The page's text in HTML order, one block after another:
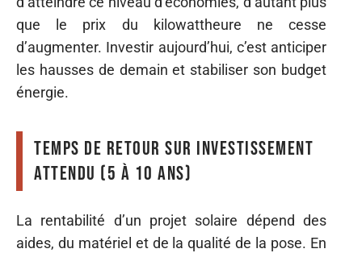
que le prix du kilowattheure ne cesse
d’augmenter. Investir aujourd’hui, c’est anticiper
les hausses de demain et stabiliser son budget
énergie.
Temps de retour sur investissement
attendu (5 à 10 ans)
La rentabilité d’un projet solaire dépend des
aides, du matériel et de la qualité de la pose. En